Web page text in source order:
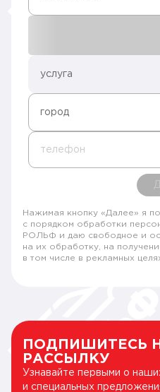
услуга
город
телефон
Нажимая кнопку «Далее» я
с порядком обработки
РОЛЬФ и даю свободное и
на их обработку, на
в том числе в рекламных
ПОДПИШИТЕСЬ
РАССЫЛКУ
Узнавайте первыми о
и специальных